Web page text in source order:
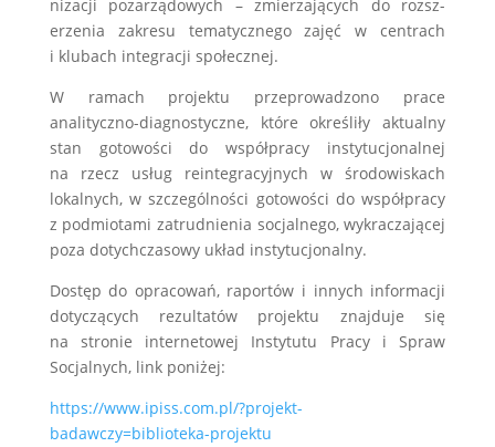
ni­za­cji pozarzą­dowych – zmierza­ją­cych do rozsz­
erzenia zakresu tem­aty­cznego zajęć w cen­trach
i klubach inte­gracji społecznej.
W ramach projektu przeprowadzono pra­ce
analityczno-diagnostyczne, które określiły aktu­alny
stan gotowości do współpracy insty­tucjon­al­nej
na rzecz usług rein­te­gra­cyjnych w środowiskach
lokalnych, w szczegól­ności gotowości do współpracy
z pod­mio­tami zatrud­nienia soc­jal­nego, wykracza­jącej
poza doty­chcza­sowy układ insty­tucjon­alny.
Dostęp do opracowań, raportów i innych informacji
dotyczących rezultatów projektu znajduje się
na stronie internetowej Instytutu Pracy i Spraw
Socjalnych, link poniżej:
https://www.ipiss.com.pl/?projekt-
badawczy=biblioteka-projektu